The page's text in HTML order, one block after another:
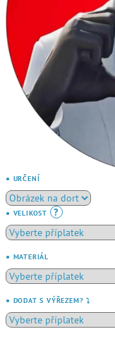
● URČENÍ
● VELIKOST ?
● MATERIÁL
● DODAT S VÝŘEZEM? ⤵️